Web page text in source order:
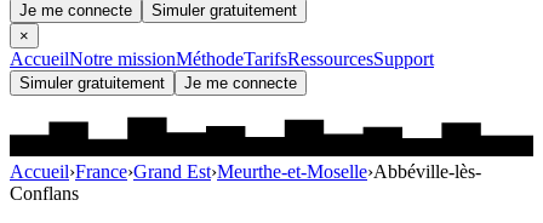
Je me connecte
Simuler gratuitement
×
AccueilNotre missionMéthodeTarifsRessourcesSupport
Simuler gratuitement Je me connecte
Accueil›France›Grand Est›Meurthe-et-Moselle›Abbéville-lès-
Conflans